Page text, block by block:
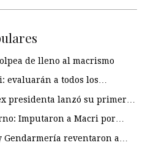
de lleno al macrismo
evaluarán a todos los…
presidenta lanzó su primer…
Imputaron a Macri por…
Gendarmería reventaron a…